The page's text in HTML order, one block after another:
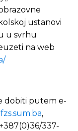
ustanovi
u svrhu
na web
dobiti putem e-
,
337-